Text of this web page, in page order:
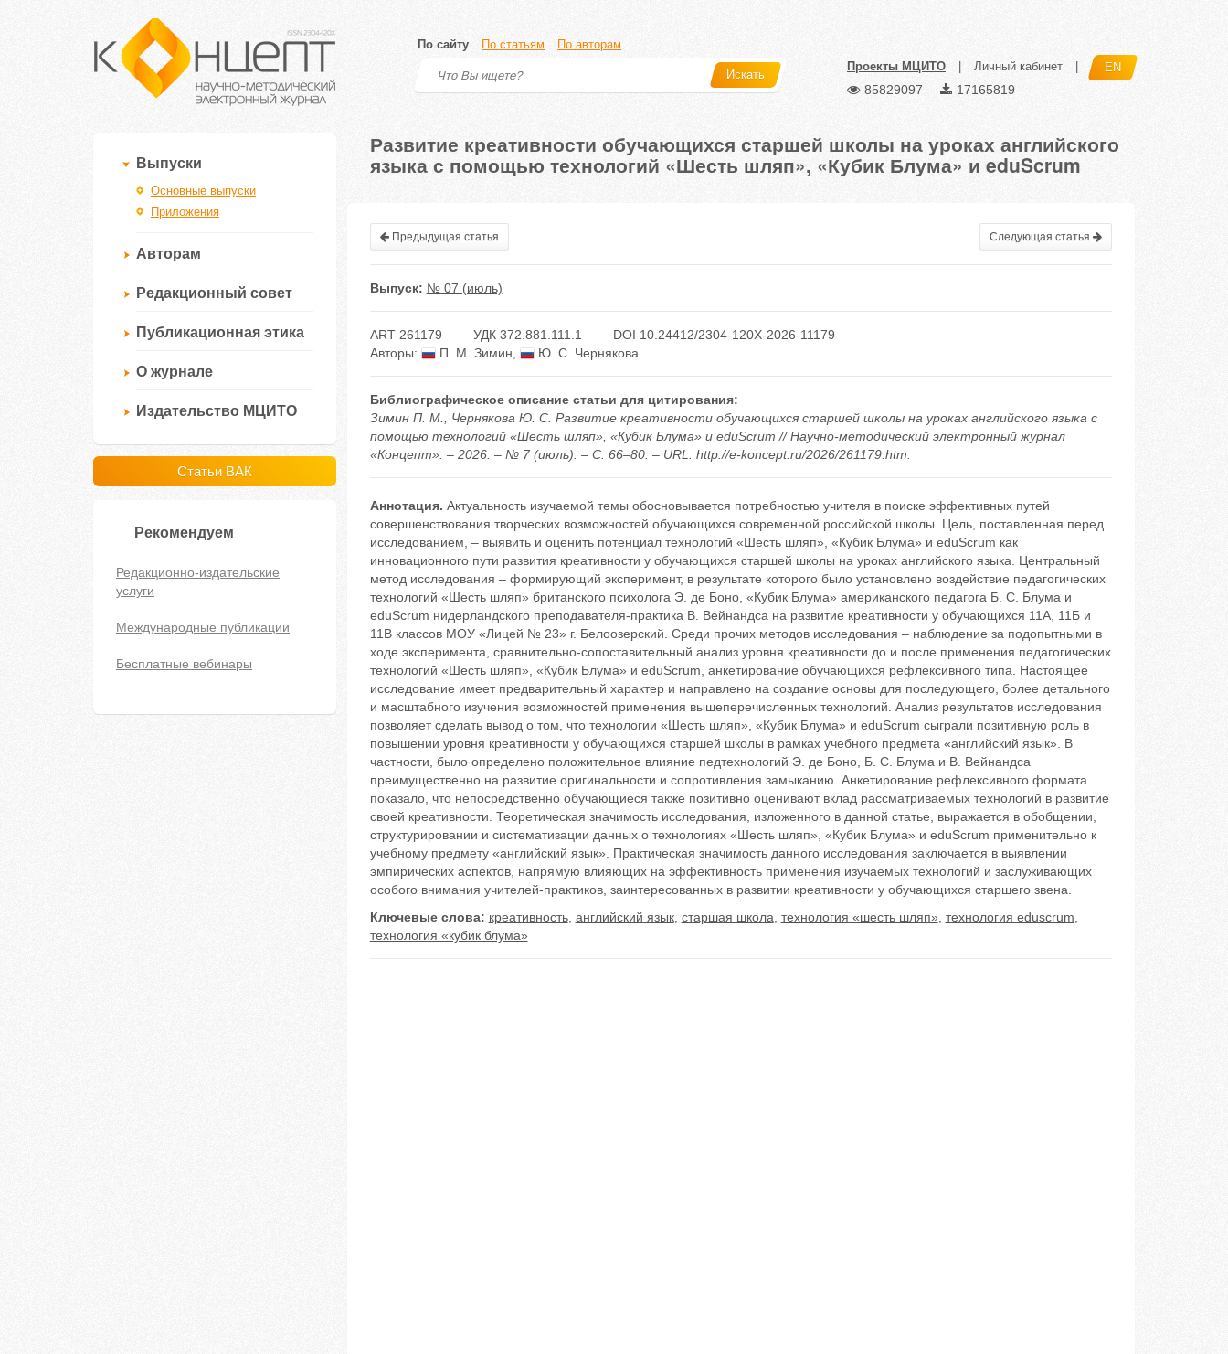
По сайту По статьям По авторам
Искать
Проекты МЦИТО Личный кабинет EN
85829097 17165819
Выпуски
Основные выпуски
Приложения
Авторам
Редакционный совет
Публикационная этика
О журнале
Издательство МЦИТО
Статьи ВАК
Рекомендуем
Редакционно-издательские
услуги
Международные публикации
Бесплатные вебинары
Развитие креативности обучающихся старшей школы на уроках английского
языка с помощью технологий «Шесть шляп», «Кубик Блума» и eduScrum
Предыдущая статья Следующая статья
Выпуск: № 07 (июль)
ART 261179 УДК 372.881.111.1
DOI 10.24412/2304-120X-2026-11179
Авторы:
П. М. Зимин Ю. С. Чернякова
Библиографическое описание статьи для цитирования:
Зимин П. М., Чернякова Ю. С. Развитие креативности обучающихся старшей школы на уроках английского языка с
помощью технологий «Шесть шляп», «Кубик Блума» и eduScrum // Научно-методический электронный журнал
«Концепт». – 2026. – № 7 (июль). – С. 66–80. – URL: http://e-koncept.ru/2026/261179.htm.
Аннотация. Актуальность изучаемой темы обосновывается потребностью учителя в поиске эффективных путей
совершенствования творческих возможностей обучающихся современной российской школы. Цель, поставленная перед
исследованием, – выявить и оценить потенциал технологий «Шесть шляп», «Кубик Блума» и eduScrum как
инновационного пути развития креативности у обучающихся старшей школы на уроках английского языка. Центральный
метод исследования – формирующий эксперимент, в результате которого было установлено воздействие педагогических
технологий «Шесть шляп» британского психолога Э. де Боно, «Кубик Блума» американского педагога Б. С. Блума и
eduScrum нидерландского преподавателя-практика В. Вейнандса на развитие креативности у обучающихся 11А, 11Б и
11В классов МОУ «Лицей № 23» г. Белоозерский. Среди прочих методов исследования – наблюдение за подопытными в
ходе эксперимента, сравнительно-сопоставительный анализ уровня креативности до и после применения педагогических
технологий «Шесть шляп», «Кубик Блума» и eduScrum, анкетирование обучающихся рефлексивного типа. Настоящее
исследование имеет предварительный характер и направлено на создание основы для последующего, более детального
и масштабного изучения возможностей применения вышеперечисленных технологий. Анализ результатов исследования
позволяет сделать вывод о том, что технологии «Шесть шляп», «Кубик Блума» и eduScrum сыграли позитивную роль в
повышении уровня креативности у обучающихся старшей школы в рамках учебного предмета «английский язык». В
частности, было определено положительное влияние педтехнологий Э. де Боно, Б. С. Блума и В. Вейнандса
преимущественно на развитие оригинальности и сопротивления замыканию. Анкетирование рефлексивного формата
показало, что непосредственно обучающиеся также позитивно оценивают вклад рассматриваемых технологий в развитие
своей креативности. Теоретическая значимость исследования, изложенного в данной статье, выражается в обобщении,
структурировании и систематизации данных о технологиях «Шесть шляп», «Кубик Блума» и eduScrum применительно к
учебному предмету «английский язык». Практическая значимость данного исследования заключается в выявлении
эмпирических аспектов, напрямую влияющих на эффективность применения изучаемых технологий и заслуживающих
особого внимания учителей-практиков, заинтересованных в развитии креативности у обучающихся старшего звена.
Ключевые слова: креативность, английский язык, старшая школа технология «шесть шляп» технология eduscrum
технология «кубик блума»